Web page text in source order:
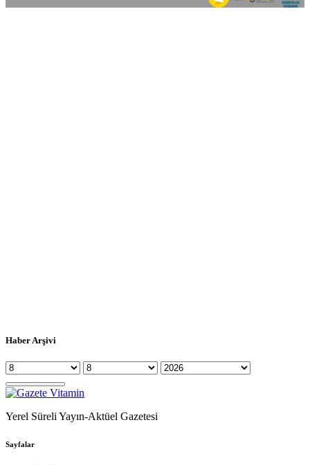
Haber Arşivi
Yerel Süreli Yayın-Aktüel Gazetesi
Sayfalar